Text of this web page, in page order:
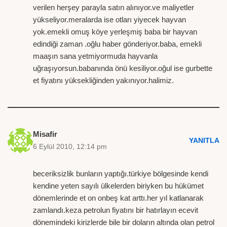
verilen herşey parayla satın alınıyor.ve maliyetler
yükseliyor.meralarda ise otları yiyecek hayvan
yok.emekli omuş köye yerleşmiş baba bir hayvan
edindiği zaman .oğlu haber gönderiyor.baba, emekli
maaşın sana yetmiyormuda hayvanla
uğraşıyorsun.babanında önü kesiliyor.oğul ise gurbette
et fiyatını yüksekliğinden yakınıyor.halimiz.
Misafir
6 Eylül 2010, 12:14 pm
YANITLA
beceriksizlik bunların yaptığı.türkiye bölgesinde kendi
kendine yeten sayılı ülkelerden biriyken bu hükümet
dönemlerinde et on onbeş kat arttı.her yıl katlanarak
zamlandı.keza petrolun fiyatını bir hatırlayın ecevit
dönemindeki kirizlerde bile bir doların altında olan petrol